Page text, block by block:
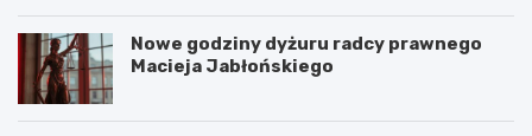
Nowe godziny dyżuru radcy prawnego
Macieja Jabłońskiego